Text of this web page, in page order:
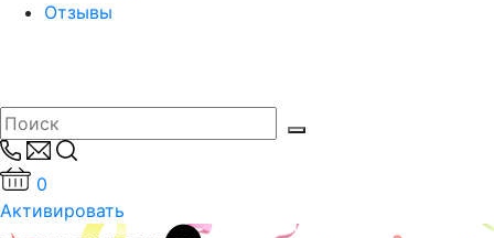
Отзывы
0
Активировать